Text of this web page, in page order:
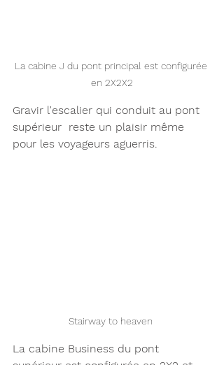
La cabine J du pont principal est configurée
en 2X2X2
Gravir l'escalier qui conduit au pont
supérieur  reste un plaisir même
pour les voyageurs aguerris.
Stairway to heaven
La cabine Business du pont